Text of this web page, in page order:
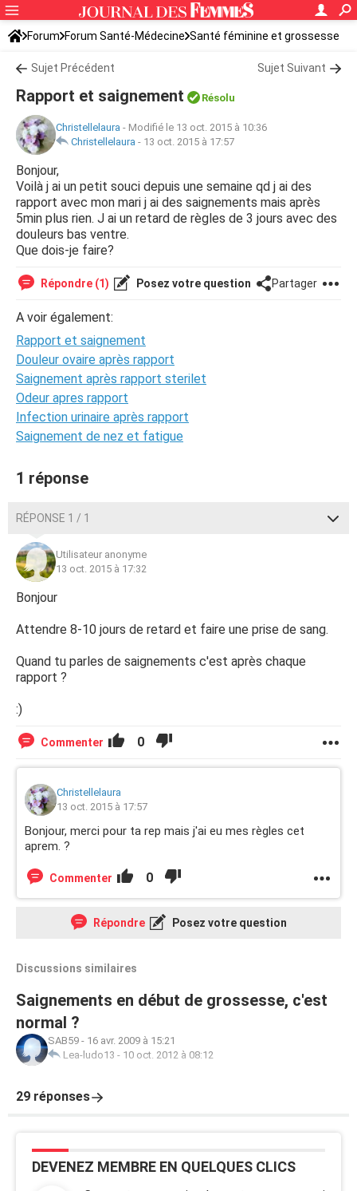
Forum Forum Santé-Médecine Santé féminine et grossesse
Sujet Précédent Sujet Suivant
Rapport et saignement Résolu
Christellelaura - Modifié le 13 oct. 2015 à 10:36
Christellelaura - 13 oct. 2015 à 17:57
Bonjour,
Voilà j ai un petit souci depuis une semaine qd j ai des
rapport avec mon mari j ai des saignements mais après
5min plus rien. J ai un retard de règles de 3 jours avec des
douleurs bas ventre.
Que dois-je faire?
Répondre (1) Posez votre question Partager
A voir également:
Rapport et saignement
Douleur ovaire après rapport
Saignement après rapport sterilet
Odeur apres rapport
Infection urinaire après rapport
Saignement de nez et fatigue
1 réponse
RÉPONSE 1 / 1
Utilisateur anonyme
13 oct. 2015 à 17:32
Bonjour
Attendre 8-10 jours de retard et faire une prise de sang.
Quand tu parles de saignements c'est après chaque
rapport ?
:)
Commenter 0
Christellelaura
13 oct. 2015 à 17:57
Bonjour, merci pour ta rep mais j'ai eu mes règles cet
aprem. ?
Commenter 0
Répondre Posez votre question
Discussions similaires
Saignements en début de grossesse, c'est
normal ?
SAB59 - 16 avr. 2009 à 15:21
Lea-ludo13 - 10 oct. 2012 à 08:12
29 réponses
DEVENEZ MEMBRE EN QUELQUES CLICS